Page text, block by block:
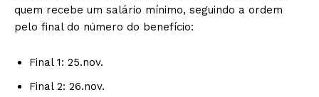
quem recebe um salário mínimo, seguindo a ordem
pelo final do número do benefício:
Final 1: 25.nov.
Final 2: 26.nov.